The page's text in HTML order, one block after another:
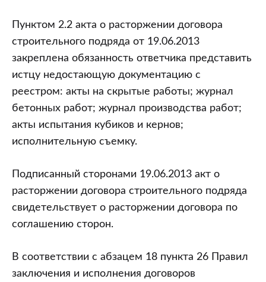
Пунктом 2.2 акта о расторжении договора
строительного подряда от 19.06.2013
закреплена обязанность ответчика представить
истцу недостающую документацию с
реестром: акты на скрытые работы; журнал
бетонных работ; журнал производства работ;
акты испытания кубиков и кернов;
исполнительную съемку.
Подписанный сторонами 19.06.2013 акт о
расторжении договора строительного подряда
свидетельствует о расторжении договора по
соглашению сторон.
В соответствии с абзацем 18 пункта 26 Правил
заключения и исполнения договоров